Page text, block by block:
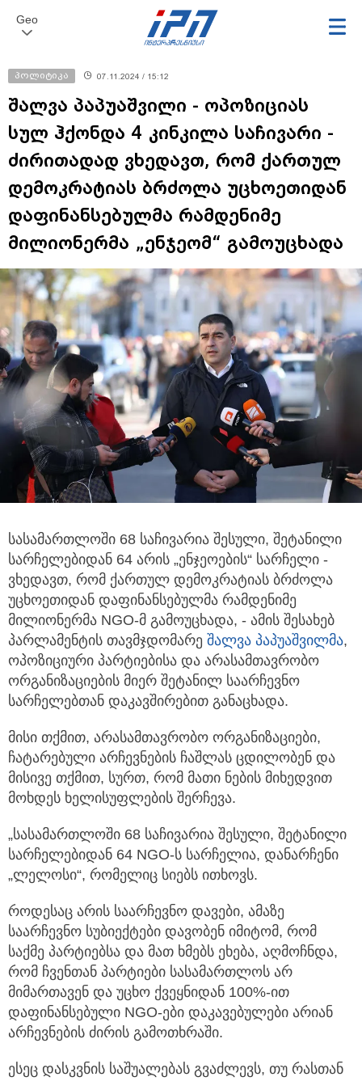
Geo
პოლიტიკა 07.11.2024 / 15:12
შალვა პაპუაშვილი - ოპოზიციას
სულ ჰქონდა 4 კინკილა საჩივარი -
ძირითადად ვხედავთ, რომ ქართულ
დემოკრატიას ბრძოლა უცხოეთიდან
დაფინანსებულმა რამდენიმე
მილიონერმა „ენჯეომ“ გამოუცხადა
სასამართლოში 68 საჩივარია შესული, შეტანილი
სარჩელებიდან 64 არის „ენჯეოების“ სარჩელი -
ვხედავთ, რომ ქართულ დემოკრატიას ბრძოლა
უცხოეთიდან დაფინანსებულმა რამდენიმე
მილიონერმა NGO-მ გამოუცხადა, - ამის შესახებ
პარლამენტის თავმჯდომარე შალვა პაპუაშვილმა,
ოპოზიციური პარტიებისა და არასამთავრობო
ორგანიზაციების მიერ შეტანილ საარჩევნო
სარჩელებთან დაკავშირებით განაცხადა.
მისი თქმით, არასამთავრობო ორგანიზაციები,
ჩატარებული არჩევნების ჩაშლას ცდილობენ და
მისივე თქმით, სურთ, რომ მათი ნების მიხედვით
მოხდეს ხელისუფლების შერჩევა.
„სასამართლოში 68 საჩივარია შესული, შეტანილი
სარჩელებიდან 64 NGO-ს სარჩელია, დანარჩენი
„ლელოსი“, რომელიც სიებს ითხოვს.
როდესაც არის საარჩევნო დავები, ამაზე
საარჩევნო სუბიექტები დავობენ იმიტომ, რომ
საქმე პარტიებსა და მათ ხმებს ეხება, აღმოჩნდა,
რომ ჩვენთან პარტიები სასამართლოს არ
მიმართავენ და უცხო ქვეყნიდან 100%-ით
დაფინანსებული NGO-ები დაკავებულები არიან
არჩევნების ძირის გამოთხრაში.
ესეც დასკვნის საშუალებას გვაძლევს, თუ რასთან